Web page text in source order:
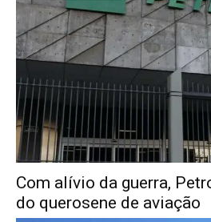
Com alívio da guerra,
do querosene de aviação